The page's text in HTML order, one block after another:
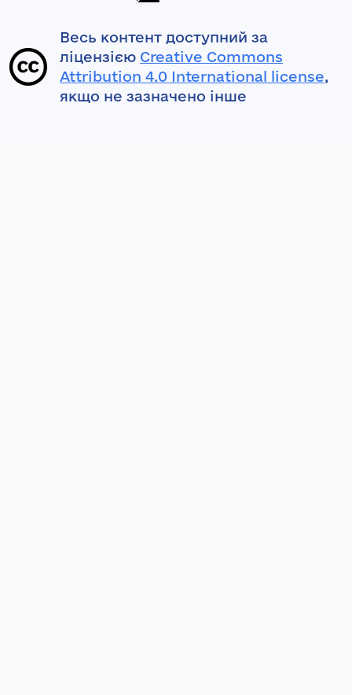
Весь контент доступний за
ліцензією Creative Commons
Attribution 4.0 International license,
якщо не зазначено інше